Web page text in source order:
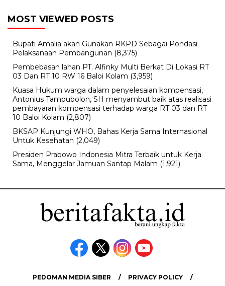
MOST VIEWED POSTS
Bupati Amalia akan Gunakan RKPD Sebagai Pondasi
Pelaksanaan Pembangunan (8,375)
Pembebasan lahan PT. Alfinky Multi Berkat Di Lokasi RT
03 Dan RT 10 RW 16 Baloi Kolam (3,959)
Kuasa Hukum warga dalam penyelesaian kompensasi,
Antonius Tampubolon, SH menyambut baik atas realisasi
pembayaran kompensasi terhadap warga RT 03 dan RT
10 Baloi Kolam (2,807)
BKSAP Kunjungi WHO, Bahas Kerja Sama Internasional
Untuk Kesehatan (2,049)
Presiden Prabowo Indonesia Mitra Terbaik untuk Kerja
Sama, Menggelar Jamuan Santap Malam (1,921)
PEDOMAN MEDIA SIBER PRIVACY POLICY